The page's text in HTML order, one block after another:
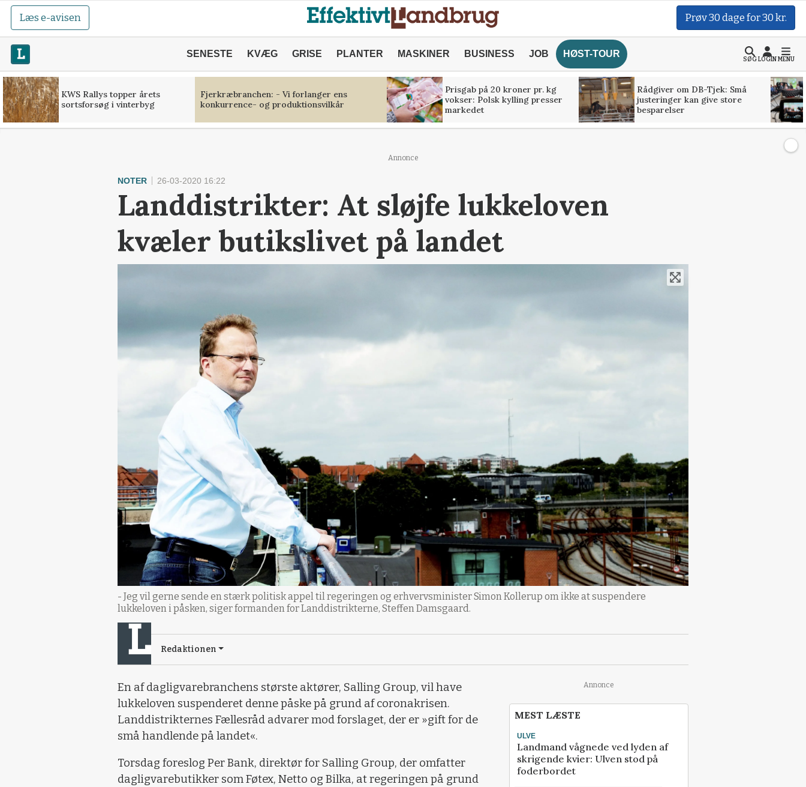
Læs e-avisen Prøv 30 dage for 30 kr.
SENESTE KVÆG GRISE PLANTER MASKINER BUSINESS JOB HØST-TOUR
SØGLOGINMENU
KWS Rallys topper årets
sortsforsøg i vinterbyg
Fjerkræbranchen: - Vi forlanger ens
konkurrence- og produktionsvilkår
Prisgab på 20 kroner pr. kg
vokser: Polsk kylling presser
markedet
Rådgiver om DB-Tjek: Små
justeringer kan give store
besparelser
Annonce
NOTER 26-03-2020 16:22
Landdistrikter: At sløjfe lukkeloven
kvæler butikslivet på landet
- Jeg vil gerne sende en stærk politisk appel til regeringen og erhvervsminister Simon Kollerup om ikke at suspendere
lukkeloven i påsken, siger formanden for Landdistrikterne, Steffen Damsgaard.
Redaktionen
En af dagligvarebranchens største aktører, Salling Group, vil have
lukkeloven suspenderet denne påske på grund af coronakrisen.
Landdistrikternes Fællesråd advarer mod forslaget, der er »gift for de
små handlende på landet«.
Torsdag foreslog Per Bank, direktør for Salling Group, der omfatter
dagligvarebutikker som Føtex, Netto og Bilka, at regeringen på grund
Annonce
MEST LÆSTE
ULVE
Landmand vågnede ved lyden af
skrigende kvier: Ulven stod på
foderbordet